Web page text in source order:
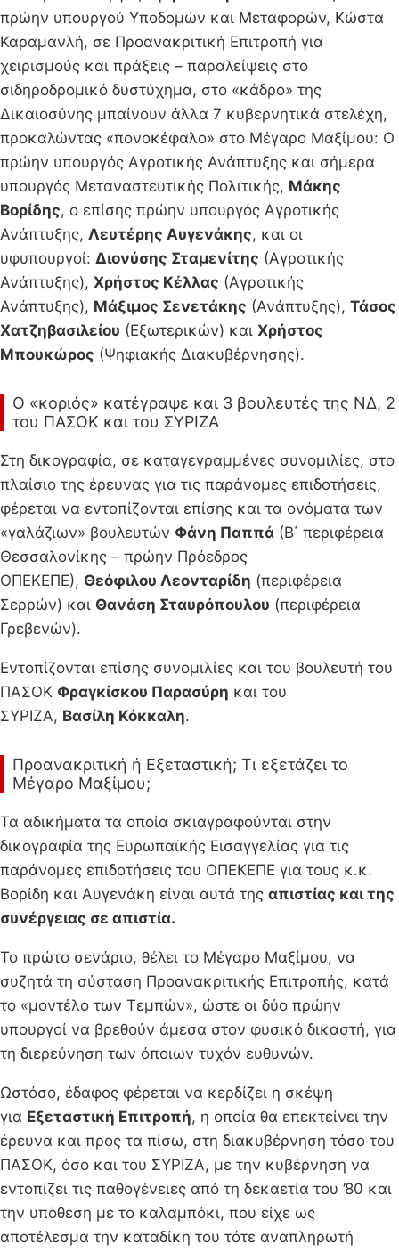
πρώην υπουργού Υποδομών και Μεταφορών, Κώστα
Καραμανλή, σε Προανακριτική Επιτροπή για
χειρισμούς και πράξεις – παραλείψεις στο
σιδηροδρομικό δυστύχημα, στο «κάδρο» της
Δικαιοσύνης μπαίνουν άλλα 7 κυβερνητικά στελέχη,
προκαλώντας «πονοκέφαλο» στο Μέγαρο Μαξίμου: Ο
πρώην υπουργός Αγροτικής Ανάπτυξης και σήμερα
υπουργός Μεταναστευτικής Πολιτικής, Μάκης
Βορίδης, ο επίσης πρώην υπουργός Αγροτικής
Ανάπτυξης, Λευτέρης Αυγενάκης, και οι
υφυπουργοί: Διονύσης Σταμενίτης (Αγροτικής
Ανάπτυξης), Χρήστος Κέλλας (Αγροτικής
Ανάπτυξης), Μάξιμος Σενετάκης (Ανάπτυξης), Τάσος
Χατζηβασιλείου (Εξωτερικών) και Χρήστος
Μπουκώρος (Ψηφιακής Διακυβέρνησης).
Ο «κοριός» κατέγραψε και 3 βουλευτές της ΝΔ, 2
του ΠΑΣΟΚ και του ΣΥΡΙΖΑ
Στη δικογραφία, σε καταγεγραμμένες συνομιλίες, στο
πλαίσιο της έρευνας για τις παράνομες επιδοτήσεις,
φέρεται να εντοπίζονται επίσης και τα ονόματα των
«γαλάζιων» βουλευτών Φάνη Παππά (Β΄ περιφέρεια
Θεσσαλονίκης – πρώην Πρόεδρος
ΟΠΕΚΕΠΕ), Θεόφιλου Λεονταρίδη (περιφέρεια
Σερρών) και Θανάση Σταυρόπουλου (περιφέρεια
Γρεβενών).
Εντοπίζονται επίσης συνομιλίες και του βουλευτή του
ΠΑΣΟΚ Φραγκίσκου Παρασύρη και του
ΣΥΡΙΖΑ, Βασίλη Κόκκαλη.
Προανακριτική ή Εξεταστική; Τι εξετάζει το
Μέγαρο Μαξίμου;
Τα αδικήματα τα οποία σκιαγραφούνται στην
δικογραφία της Ευρωπαϊκής Εισαγγελίας για τις
παράνομες επιδοτήσεις του ΟΠΕΚΕΠΕ για τους κ.κ.
Βορίδη και Αυγενάκη είναι αυτά της απιστίας και της
συνέργειας σε απιστία.
Το πρώτο σενάριο, θέλει το Μέγαρο Μαξίμου, να
συζητά τη σύσταση Προανακριτικής Επιτροπής, κατά
το «μοντέλο των Τεμπών», ώστε οι δύο πρώην
υπουργοί να βρεθούν άμεσα στον φυσικό δικαστή, για
τη διερεύνηση των όποιων τυχόν ευθυνών.
Ωστόσο, έδαφος φέρεται να κερδίζει η σκέψη
για Εξεταστική Επιτροπή, η οποία θα επεκτείνει την
έρευνα και προς τα πίσω, στη διακυβέρνηση τόσο του
ΠΑΣΟΚ, όσο και του ΣΥΡΙΖΑ, με την κυβέρνηση να
εντοπίζει τις παθογένειες από τη δεκαετία του ’80 και
την υπόθεση με το καλαμπόκι, που είχε ως
αποτέλεσμα την καταδίκη του τότε αναπληρωτή